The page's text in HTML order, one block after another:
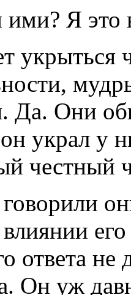
Я это
укрыться
Да. Они
украл у
честный
ответа не
Он уж